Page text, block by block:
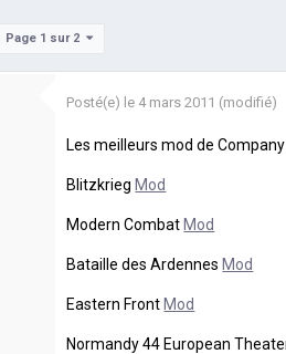
Page 1 sur 2
Posté(e) le 4 mars 2011 (modifié)
Les meilleurs mod de Company
Blitzkrieg Mod
Modern Combat Mod
Bataille des Ardennes Mod
Eastern Front Mod
Normandy 44 European